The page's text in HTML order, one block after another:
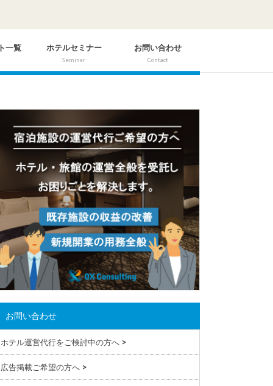
一覧 ホテルセミナー
Seminar
お問い合わせ
Contact
お問い合わせ
ホテル運営代行をご検討中の方へ >
広告掲載ご希望の方へ >